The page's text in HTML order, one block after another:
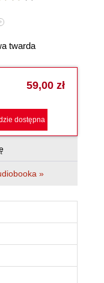
twarda
59,00 zł
dostępna
»